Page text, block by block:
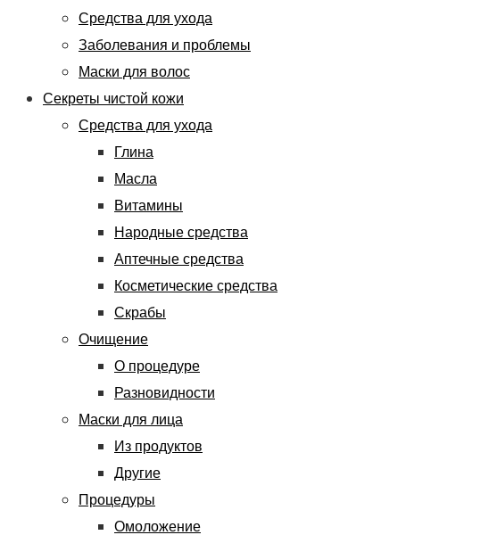
Средства для ухода
Заболевания и проблемы
Маски для волос
Секреты чистой кожи
Средства для ухода
Глина
Масла
Витамины
Народные средства
Аптечные средства
Косметические средства
Скрабы
Очищение
О процедуре
Разновидности
Маски для лица
Из продуктов
Другие
Процедуры
Омоложение